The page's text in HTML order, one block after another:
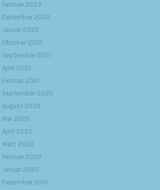
Februar 2023
Dezember 2022
Januar 2022
Oktober 2021
September 2021
April 2021
Februar 2021
September 2020
August 2020
Mai 2020
April 2020
März 2020
Februar 2020
Januar 2020
Dezember 2019